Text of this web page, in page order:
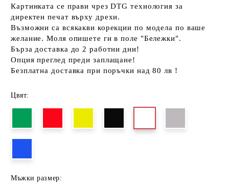
Картинката се прави чрез DTG технология за
директен печат върху дрехи.
Възможни са всякакви корекции по модела по ваше
желание. Моля опишете ги в поле "Бележки".
Бърза доставка до 2 работни дни!
Опция преглед преди заплащане!
Безплатна доставка при поръчки над 80 лв !
Цвят:
Мъжки размер: